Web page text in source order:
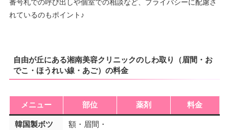
番号札での呼び出しや個室での相談など、プライバシーに配慮さ
れているのもポイント♪
自由が丘にある湘南美容クリニックのしわ取り（眉間・お
でこ・ほうれい線・あご）の料金
メニュー 部位 薬剤 料金
韓国製ボツ
額・眉間・